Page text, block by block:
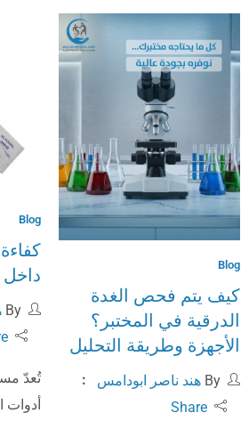
Blog
كيف يتم فحص الغدة
الدرقية في المختبر؟
الأجهزة وطريقة التحليل
هند ناصر ابودامس
Share
Blog
داخل
تُعدّ
أدوات